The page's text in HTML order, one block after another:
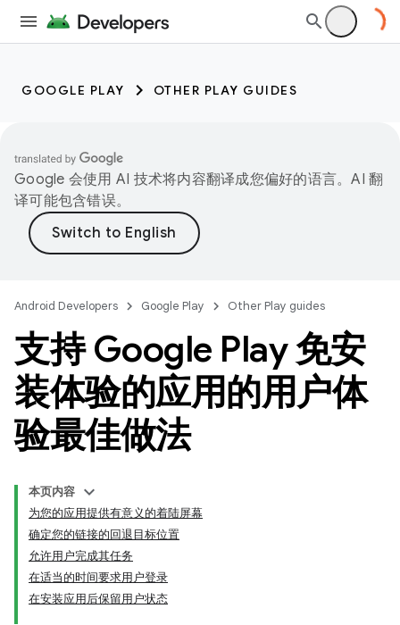
GOOGLE PLAY OTHER PLAY GUIDES
Google 会使用 AI 技术将内容翻译成您偏好的语言。AI 翻
译可能包含错误。
Android Developers Google Play Other Play guides
支持 Google Play 免安
装体验的应用的用户体
验最佳做法
本页内容
为您的应用提供有意义的着陆屏幕
确定您的链接的回退目标位置
允许用户完成其任务
在适当的时间要求用户登录
在安装应用后保留用户状态